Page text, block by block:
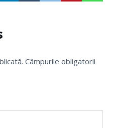
Câmpurile obligatorii